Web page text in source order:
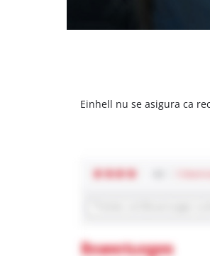
Einhell nu se asigura ca